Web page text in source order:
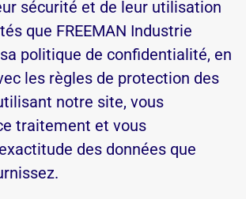
sécurité et de leur utilisation
que FREEMAN Industrie
politique de confidentialité, en
les règles de protection des
notre site, vous
traitement et vous
des données que